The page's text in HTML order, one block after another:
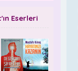
Eserleri